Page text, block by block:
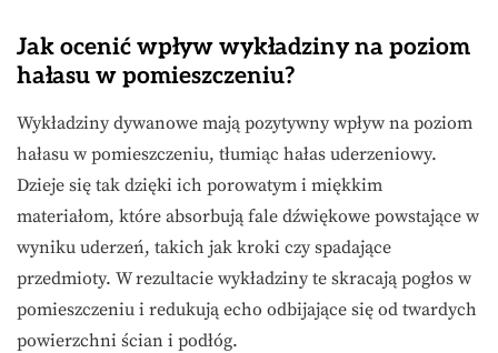
Jak ocenić wpływ wykładziny na poziom
hałasu w pomieszczeniu?
Wykładziny dywanowe mają pozytywny wpływ na poziom
hałasu w pomieszczeniu, tłumiąc hałas uderzeniowy.
Dzieje się tak dzięki ich porowatym i miękkim
materiałom, które absorbują fale dźwiękowe powstające w
wyniku uderzeń, takich jak kroki czy spadające
przedmioty. W rezultacie wykładziny te skracają pogłos w
pomieszczeniu i redukują echo odbijające się od twardych
powierzchni ścian i podłóg.